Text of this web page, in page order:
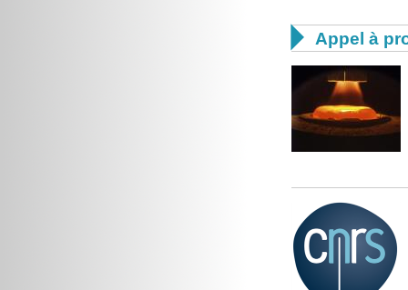
 Appel à